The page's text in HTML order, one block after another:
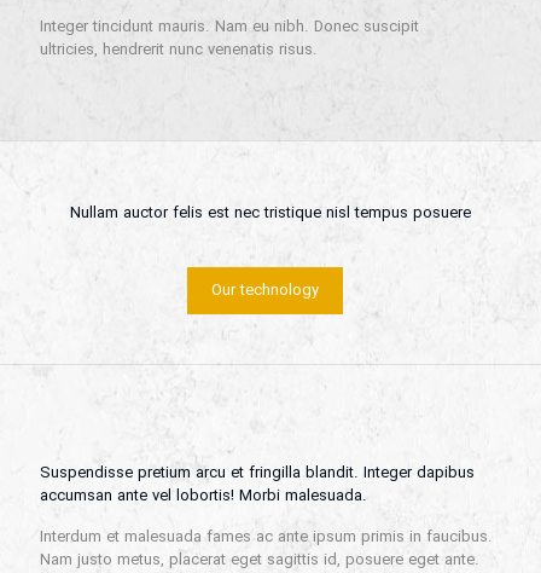
Integer tincidunt mauris. Nam eu nibh. Donec suscipit
ultricies, hendrerit nunc venenatis risus.
Nullam auctor felis est nec tristique nisl tempus posuere
Our technology
Suspendisse pretium arcu et fringilla blandit. Integer dapibus
accumsan ante vel lobortis! Morbi malesuada.
Interdum et malesuada fames ac ante ipsum primis in faucibus.
Nam justo metus, placerat eget sagittis id, posuere eget ante.